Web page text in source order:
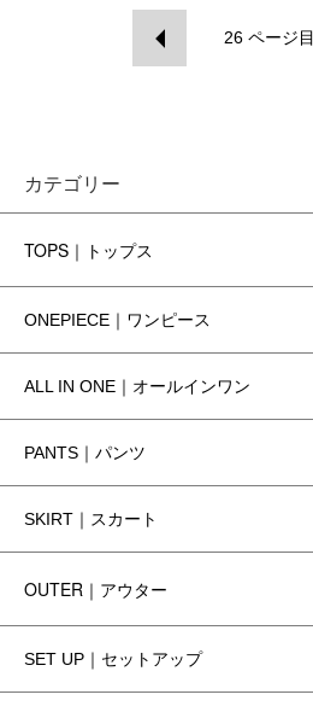
26 ページ目
カテゴリー
TOPS｜トップス
ONEPIECE｜ワンピース
ALL IN ONE｜オールインワン
PANTS｜パンツ
SKIRT｜スカート
OUTER｜アウター
SET UP｜セットアップ